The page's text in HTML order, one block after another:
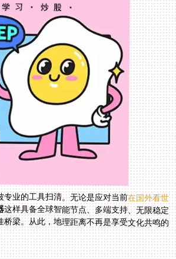
业的工具扫清。无论是应对当前在国外看世
这样具备全球智能节点、多端支持、无限稳定
流量、安全加密且有强大售后保障的工具，无疑是通往无缝观赛体验的最佳桥梁。从此，地理距离不再是享受文化共鸣的